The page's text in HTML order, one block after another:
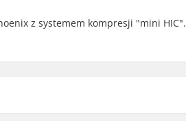
z systemem kompresji "mini HIC".